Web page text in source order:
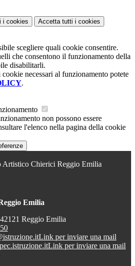
i cookies Accetta tutti i cookies
scegliere quali cookie consentire.
che consentono il funzionamento della
disabilitarli.
necessari al funzionamento potete
.
non possono essere
l'elenco nella pagina della cookie
Artistico Chierici Reggio Emilia
Emilia
Reggio Emilia
Link per inviare una mail
Link per inviare una mail